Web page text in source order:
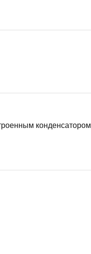
конденсатором